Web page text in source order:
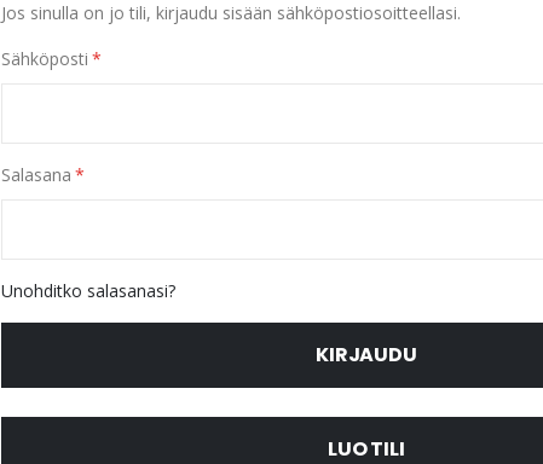
Jos sinulla on jo tili, kirjaudu sisään sähköpostiosoitteellasi.
Sähköposti
Salasana
Unohditko salasanasi?
KIRJAUDU
LUO TILI